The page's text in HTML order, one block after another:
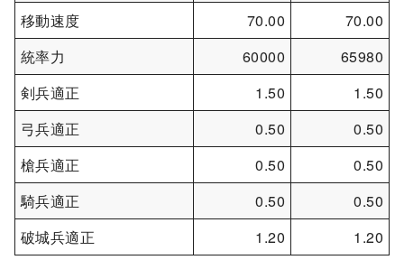
移動速度
70.00
70.00
統率力
60000
65980
剣兵適正
1.50
1.50
弓兵適正
0.50
0.50
槍兵適正
0.50
0.50
騎兵適正
0.50
0.50
破城兵適正
1.20 1.20